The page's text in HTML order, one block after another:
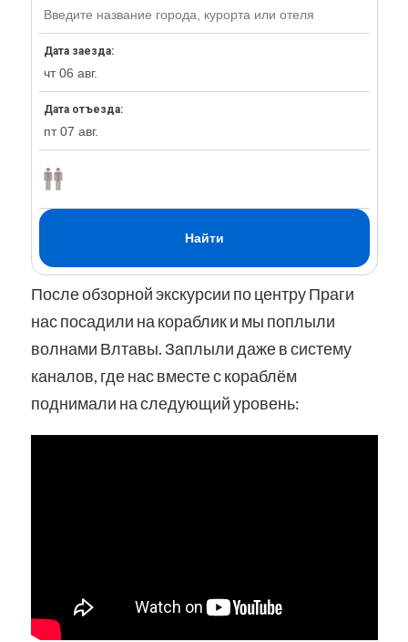
После обзорной экскурсии по центру Праги
нас посадили на кораблик и мы поплыли
волнами Влтавы. Заплыли даже в систему
каналов, где нас вместе с кораблём
поднимали на следующий уровень: